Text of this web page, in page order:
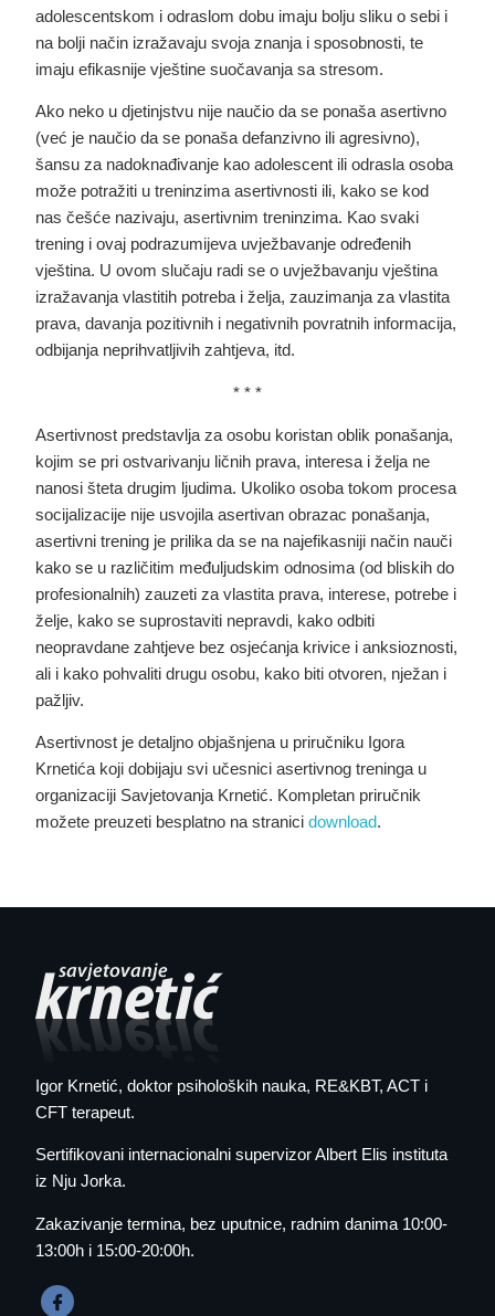
adolescentskom i odraslom dobu imaju bolju sliku o sebi i
na bolji način izražavaju svoja znanja i sposobnosti, te
imaju efikasnije vještine suočavanja sa stresom.
Ako neko u djetinjstvu nije naučio da se ponaša asertivno
(već je naučio da se ponaša defanzivno ili agresivno),
šansu za nadoknađivanje kao adolescent ili odrasla osoba
može potražiti u treninzima asertivnosti ili, kako se kod
nas češće nazivaju, asertivnim treninzima. Kao svaki
trening i ovaj podrazumijeva uvježbavanje određenih
vještina. U ovom slučaju radi se o uvježbavanju vještina
izražavanja vlastitih potreba i želja, zauzimanja za vlastita
prava, davanja pozitivnih i negativnih povratnih informacija,
odbijanja neprihvatljivih zahtjeva, itd.
* * *
Asertivnost predstavlja za osobu koristan oblik ponašanja,
kojim se pri ostvarivanju ličnih prava, interesa i želja ne
nanosi šteta drugim ljudima. Ukoliko osoba tokom procesa
socijalizacije nije usvojila asertivan obrazac ponašanja,
asertivni trening je prilika da se na najefikasniji način nauči
kako se u različitim međuljudskim odnosima (od bliskih do
profesionalnih) zauzeti za vlastita prava, interese, potrebe i
želje, kako se suprostaviti nepravdi, kako odbiti
neopravdane zahtjeve bez osjećanja krivice i anksioznosti,
ali i kako pohvaliti drugu osobu, kako biti otvoren, nježan i
pažljiv.
Asertivnost je detaljno objašnjena u priručniku Igora
Krnetića koji dobijaju svi učesnici asertivnog treninga u
organizaciji Savjetovanja Krnetić. Kompletan priručnik
možete preuzeti besplatno na stranicidownload.
Igor Krnetić, doktor psiholoških nauka, RE&KBT, ACT i
CFT terapeut.
Sertifikovani internacionalni supervizor Albert Elis instituta
iz Nju Jorka.
Zakazivanje termina, bez uputnice, radnim danima 10:00-
13:00h i 15:00-20:00h.